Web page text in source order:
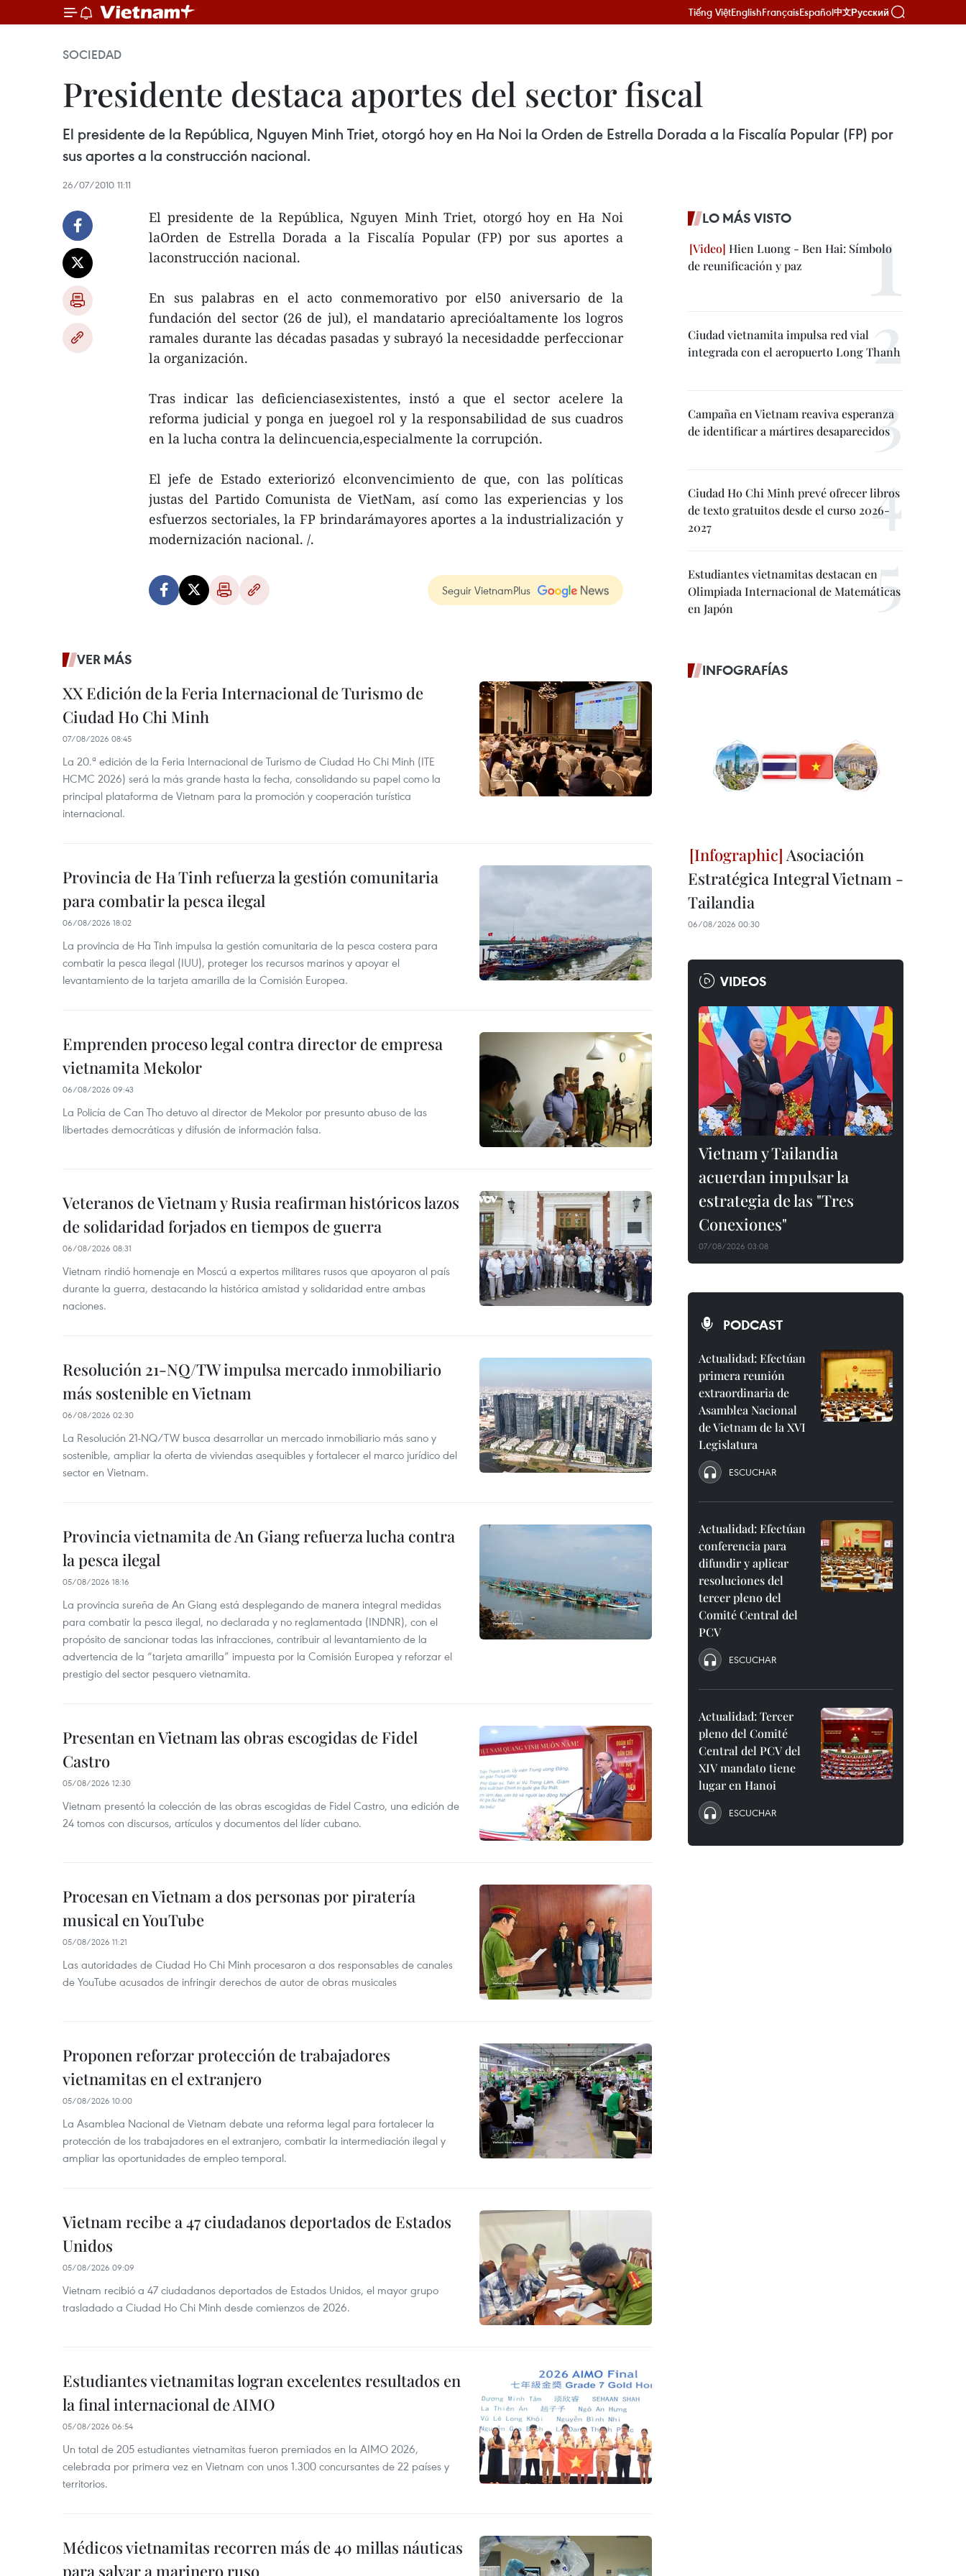
Tiếng ViệtEnglishFrançaisEspañol中文Русский
SOCIEDAD
Presidente destaca aportes del sector fiscal
El presidente de la República, Nguyen Minh Triet, otorgó hoy en Ha Noi la Orden de Estrella Dorada a la Fiscalía Popular (FP) por
sus aportes a la construcción nacional.
26/07/2010 11:11
El presidente de la República, Nguyen Minh Triet, otorgó hoy en Ha Noi
laOrden de Estrella Dorada a la Fiscalía Popular (FP) por sus aportes a
laconstrucción nacional.
En sus palabras en el acto conmemorativo por el50 aniversario de la
fundación del sector (26 de jul), el mandatario aprecióaltamente los logros
ramales durante las décadas pasadas y subrayó la necesidadde perfeccionar
la organización.
Tras indicar las deficienciasexistentes, instó a que el sector acelere la
reforma judicial y ponga en juegoel rol y la responsabilidad de sus cuadros
en la lucha contra la delincuencia,especialmente la corrupción.
El jefe de Estado exteriorizó elconvencimiento de que, con las políticas
justas del Partido Comunista de VietNam, así como las experiencias y los
esfuerzos sectoriales, la FP brindarámayores aportes a la industrialización y
modernización nacional. /.
Seguir VietnamPlus
VER MÁS
XX Edición de la Feria Internacional de Turismo de
Ciudad Ho Chi Minh
07/08/2026 08:45
La 20.ª edición de la Feria Internacional de Turismo de Ciudad Ho Chi Minh (ITE
HCMC 2026) será la más grande hasta la fecha, consolidando su papel como la
principal plataforma de Vietnam para la promoción y cooperación turística
internacional.
Provincia de Ha Tinh refuerza la gestión comunitaria
para combatir la pesca ilegal
06/08/2026 18:02
La provincia de Ha Tinh impulsa la gestión comunitaria de la pesca costera para
combatir la pesca ilegal (IUU), proteger los recursos marinos y apoyar el
levantamiento de la tarjeta amarilla de la Comisión Europea.
Emprenden proceso legal contra director de empresa
vietnamita Mekolor
06/08/2026 09:43
La Policía de Can Tho detuvo al director de Mekolor por presunto abuso de las
libertades democráticas y difusión de información falsa.
Veteranos de Vietnam y Rusia reafirman históricos lazos
de solidaridad forjados en tiempos de guerra
06/08/2026 08:31
Vietnam rindió homenaje en Moscú a expertos militares rusos que apoyaron al país
durante la guerra, destacando la histórica amistad y solidaridad entre ambas
naciones.
Resolución 21-NQ/TW impulsa mercado inmobiliario
más sostenible en Vietnam
06/08/2026 02:30
La Resolución 21-NQ/TW busca desarrollar un mercado inmobiliario más sano y
sostenible, ampliar la oferta de viviendas asequibles y fortalecer el marco jurídico del
sector en Vietnam.
Provincia vietnamita de An Giang refuerza lucha contra
la pesca ilegal
05/08/2026 18:16
La provincia sureña de An Giang está desplegando de manera integral medidas
para combatir la pesca ilegal, no declarada y no reglamentada (INDNR), con el
propósito de sancionar todas las infracciones, contribuir al levantamiento de la
advertencia de la “tarjeta amarilla” impuesta por la Comisión Europea y reforzar el
prestigio del sector pesquero vietnamita.
Presentan en Vietnam las obras escogidas de Fidel
Castro
05/08/2026 12:30
Vietnam presentó la colección de las obras escogidas de Fidel Castro, una edición de
24 tomos con discursos, artículos y documentos del líder cubano.
Procesan en Vietnam a dos personas por piratería
musical en YouTube
05/08/2026 11:21
Las autoridades de Ciudad Ho Chi Minh procesaron a dos responsables de canales
de YouTube acusados de infringir derechos de autor de obras musicales
Proponen reforzar protección de trabajadores
vietnamitas en el extranjero
05/08/2026 10:00
La Asamblea Nacional de Vietnam debate una reforma legal para fortalecer la
protección de los trabajadores en el extranjero, combatir la intermediación ilegal y
ampliar las oportunidades de empleo temporal.
Vietnam recibe a 47 ciudadanos deportados de Estados
Unidos
05/08/2026 09:09
Vietnam recibió a 47 ciudadanos deportados de Estados Unidos, el mayor grupo
trasladado a Ciudad Ho Chi Minh desde comienzos de 2026.
Estudiantes vietnamitas logran excelentes resultados en
la final internacional de AIMO
05/08/2026 06:54
Un total de 205 estudiantes vietnamitas fueron premiados en la AIMO 2026,
celebrada por primera vez en Vietnam con unos 1.300 concursantes de 22 países y
territorios.
Médicos vietnamitas recorren más de 40 millas náuticas
para salvar a marinero ruso
LO MÁS VISTO
Hien Luong - Ben Hai: Símbolo
de reunificación y paz
Ciudad vietnamita impulsa red vial
integrada con el aeropuerto Long Thanh
Campaña en Vietnam reaviva esperanza
de identificar a mártires desaparecidos
Ciudad Ho Chi Minh prevé ofrecer libros
de texto gratuitos desde el curso 2026-
2027
Estudiantes vietnamitas destacan en
Olimpiada Internacional de Matemáticas
en Japón
INFOGRAFÍAS
Asociación
Estratégica Integral Vietnam -
Tailandia
06/08/2026 00:30
VIDEOS
Vietnam y Tailandia
acuerdan impulsar la
estrategia de las "Tres
Conexiones"
07/08/2026 03:08
PODCAST
Actualidad: Efectúan
primera reunión
extraordinaria de
Asamblea Nacional
de Vietnam de la XVI
Legislatura
ESCUCHAR
Actualidad: Efectúan
conferencia para
difundir y aplicar
resoluciones del
tercer pleno del
Comité Central del
PCV
ESCUCHAR
Actualidad: Tercer
pleno del Comité
Central del PCV del
XIV mandato tiene
lugar en Hanoi
ESCUCHAR